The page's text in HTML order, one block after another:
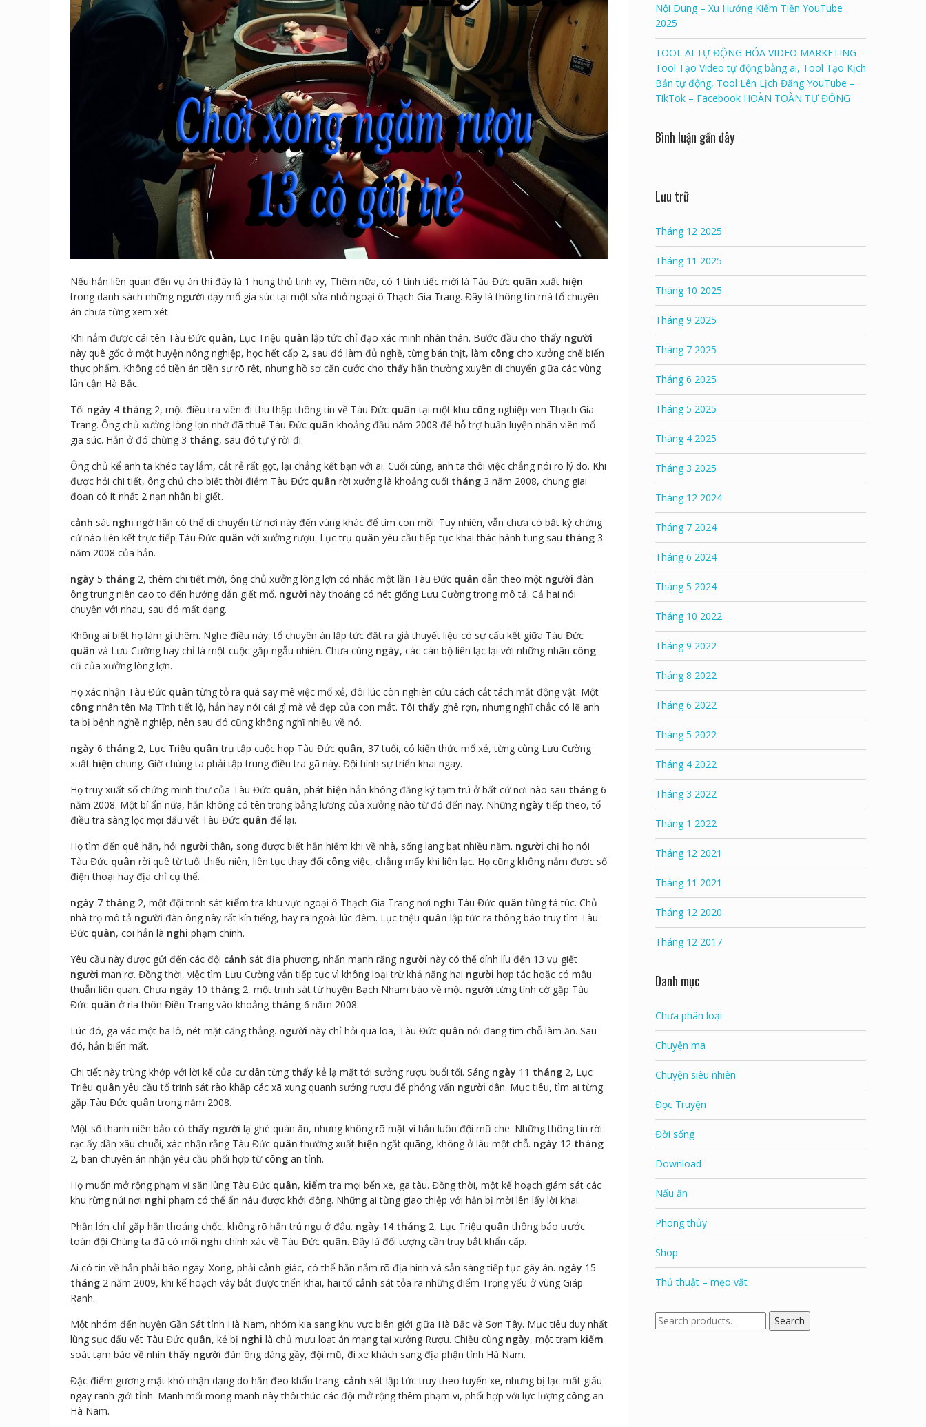
Nếu hắn liên quan đến vụ án thì đây là 1 hung thủ tinh vy, Thêm nữa, có 1 tình tiếc mới là Tàu Đức quân xuất hiện
trong danh sách những người dạy mổ gia súc tại một sửa nhỏ ngoại ô Thạch Gia Trang. Đây là thông tin mà tổ chuyên
án chưa từng xem xét.
Khi nắm được cái tên Tàu Đức quân, Lục Triệu quân lập tức chỉ đạo xác minh nhân thân. Bước đầu cho thấy người
này quê gốc ở một huyện nông nghiệp, học hết cấp 2, sau đó làm đủ nghề, từng bán thịt, làm công cho xưởng chế biến
thực phẩm. Không có tiền án tiền sự rõ rệt, nhưng hồ sơ căn cước cho thấy hắn thường xuyên di chuyển giữa các vùng
lân cận Hà Bắc.
Tối ngày 4 tháng 2, một điều tra viên đi thu thập thông tin về Tàu Đức quân tại một khu công nghiệp ven Thạch Gia
Trang. Ông chủ xưởng lòng lợn nhớ đã thuê Tàu Đức quân khoảng đầu năm 2008 để hỗ trợ huấn luyện nhân viên mổ
gia súc. Hắn ở đó chừng 3 tháng, sau đó tự ý rời đi.
Ông chủ kể anh ta khéo tay lắm, cắt rẻ rất gọt, lại chẳng kết bạn với ai. Cuối cùng, anh ta thôi việc chẳng nói rõ lý do. Khi
được hỏi chi tiết, ông chủ cho biết thời điểm Tàu Đức quân rời xưởng là khoảng cuối tháng 3 năm 2008, chung giai
đoạn có ít nhất 2 nạn nhân bị giết.
cảnh sát nghi ngờ hắn có thể di chuyển từ nơi này đến vùng khác để tìm con mồi. Tuy nhiên, vẫn chưa có bất kỳ chứng
cứ nào liên kết trực tiếp Tàu Đức quân với xưởng rượu. Lục trụ quân yêu cầu tiếp tục khai thác hành tung sau tháng 3
năm 2008 của hắn.
ngày 5 tháng 2, thêm chi tiết mới, ông chủ xưởng lòng lợn có nhắc một lần Tàu Đức quân dẫn theo một người đàn
ông trung niên cao to đến hướng dẫn giết mổ. người này thoáng có nét giống Lưu Cường trong mô tả. Cả hai nói
chuyện với nhau, sau đó mất dạng.
Không ai biết họ làm gì thêm. Nghe điều này, tổ chuyên án lập tức đặt ra giả thuyết liệu có sự cấu kết giữa Tàu Đức
quân và Lưu Cường hay chỉ là một cuộc gặp ngẫu nhiên. Chưa cùng ngày, các cán bộ liên lạc lại với những nhân công
cũ của xưởng lòng lợn.
Họ xác nhận Tàu Đức quân từng tỏ ra quá say mê việc mổ xẻ, đôi lúc còn nghiên cứu cách cắt tách mắt động vật. Một
công nhân tên Mạ Tĩnh tiết lộ, hắn hay nói cái gì mà vẻ đẹp của con mắt. Tôi thấy ghê rợn, nhưng nghĩ chắc có lẽ anh
ta bị bệnh nghề nghiệp, nên sau đó cũng không nghĩ nhiều về nó.
ngày 6 tháng 2, Lục Triệu quân trụ tập cuộc họp Tàu Đức quân, 37 tuổi, có kiến thức mổ xẻ, từng cùng Lưu Cường
xuất hiện chung. Giờ chúng ta phải tập trung điều tra gã này. Đội hình sự triển khai ngay.
Họ truy xuất số chứng minh thư của Tàu Đức quân, phát hiện hắn không đăng ký tạm trú ở bất cứ nơi nào sau tháng 6
năm 2008. Một bí ẩn nữa, hắn không có tên trong bảng lương của xưởng nào từ đó đến nay. Những ngày tiếp theo, tổ
điều tra sàng lọc mọi dấu vết Tàu Đức quân để lại.
Họ tìm đến quê hắn, hỏi người thân, song được biết hắn hiếm khi về nhà, sống lang bạt nhiều năm. người chị họ nói
Tàu Đức quân rời quê từ tuổi thiếu niên, liên tục thay đổi công việc, chẳng mấy khi liên lạc. Họ cũng không nắm được số
điện thoại hay địa chỉ cụ thể.
ngày 7 tháng 2, một đội trinh sát kiểm tra khu vực ngoại ô Thạch Gia Trang nơi nghi Tàu Đức quân từng tá túc. Chủ
nhà trọ mô tả người đàn ông này rất kín tiếng, hay ra ngoài lúc đêm. Lục triệu quân lập tức ra thông báo truy tìm Tàu
Đức quân, coi hắn là nghi phạm chính.
Yêu cầu này được gửi đến các đội cảnh sát địa phương, nhấn mạnh rằng người này có thể dính líu đến 13 vụ giết
người man rợ. Đồng thời, việc tìm Lưu Cường vẫn tiếp tục vì không loại trừ khả năng hai người hợp tác hoặc có mâu
thuẫn liên quan. Chưa ngày 10 tháng 2, một trinh sát từ huyện Bạch Nham báo về một người từng tình cờ gặp Tàu
Đức quân ở rìa thôn Điền Trang vào khoảng tháng 6 năm 2008.
Lúc đó, gã vác một ba lô, nét mặt căng thẳng. người này chỉ hỏi qua loa, Tàu Đức quân nói đang tìm chỗ làm ăn. Sau
đó, hắn biến mất.
Chi tiết này trùng khớp với lời kể của cư dân từng thấy kẻ lạ mặt tới sưởng rượu buổi tối. Sáng ngày 11 tháng 2, Lục
Triệu quân yêu cầu tổ trinh sát rào khắp các xã xung quanh sưởng rượu để phỏng vấn người dân. Mục tiêu, tìm ai từng
gặp Tàu Đức quân trong năm 2008.
Một số thanh niên bảo có thấy người lạ ghé quán ăn, nhưng không rõ mặt vì hắn luôn đội mũ che. Những thông tin rời
rạc ấy dần xâu chuỗi, xác nhận rằng Tàu Đức quân thường xuất hiện ngắt quãng, không ở lâu một chỗ. ngày 12 tháng
2, ban chuyên án nhận yêu cầu phối hợp từ công an tỉnh.
Họ muốn mở rộng phạm vi săn lùng Tàu Đức quân, kiểm tra mọi bến xe, ga tàu. Đồng thời, một kế hoạch giám sát các
khu rừng núi nơi nghi phạm có thể ẩn náu được khởi động. Những ai từng giao thiệp với hắn bị mời lên lấy lời khai.
Phần lớn chỉ gặp hắn thoáng chốc, không rõ hắn trú ngụ ở đâu. ngày 14 tháng 2, Lục Triệu quân thông báo trước
toàn đội Chúng ta đã có mối nghi chính xác về Tàu Đức quân. Đây là đối tượng cần truy bắt khẩn cấp.
Ai có tin về hắn phải báo ngay. Xong, phải cảnh giác, có thể hắn nắm rõ địa hình và sẵn sàng tiếp tục gây án. ngày 15
tháng 2 năm 2009, khi kế hoạch vây bắt được triển khai, hai tổ cảnh sát tỏa ra những điểm Trọng yếu ở vùng Giáp
Ranh.
Một nhóm đến huyện Gần Sát tỉnh Hà Nam, nhóm kia sang khu vực biên giới giữa Hà Bắc và Sơn Tây. Mục tiêu duy nhất
lùng sục dấu vết Tàu Đức quân, kẻ bị nghi là chủ mưu loạt án mạng tại xưởng Rượu. Chiều cùng ngày, một trạm kiểm
soát tạm báo về nhìn thấy người đàn ông dáng gầy, đội mũ, đi xe khách sang địa phận tỉnh Hà Nam.
Đặc điểm gương mặt khó nhận dạng do hắn đeo khẩu trang. cảnh sát lập tức truy theo tuyến xe, nhưng bị lạc mất giấu
ngay ranh giới tỉnh. Manh mối mong manh này thôi thúc các đội mở rộng thêm phạm vi, phối hợp với lực lượng công an
Hà Nam.
Nội Dung – Xu Hướng Kiếm Tiền YouTube
2025
TOOL AI TỰ ĐỘNG HÓA VIDEO MARKETING –
Tool Tạo Video tự động bằng ai, Tool Tạo Kịch
Bản tự động, Tool Lên Lịch Đăng YouTube –
TikTok – Facebook HOÀN TOÀN TỰ ĐỘNG
Bình luận gần đây
Lưu trữ
Tháng 12 2025
Tháng 11 2025
Tháng 10 2025
Tháng 9 2025
Tháng 7 2025
Tháng 6 2025
Tháng 5 2025
Tháng 4 2025
Tháng 3 2025
Tháng 12 2024
Tháng 7 2024
Tháng 6 2024
Tháng 5 2024
Tháng 10 2022
Tháng 9 2022
Tháng 8 2022
Tháng 6 2022
Tháng 5 2022
Tháng 4 2022
Tháng 3 2022
Tháng 1 2022
Tháng 12 2021
Tháng 11 2021
Tháng 12 2020
Tháng 12 2017
Danh mục
Chưa phân loại
Chuyện ma
Chuyện siêu nhiên
Đọc Truyện
Đời sống
Download
Nấu ăn
Phong thủy
Shop
Thủ thuật – mẹo vặt
Search
for:
Search